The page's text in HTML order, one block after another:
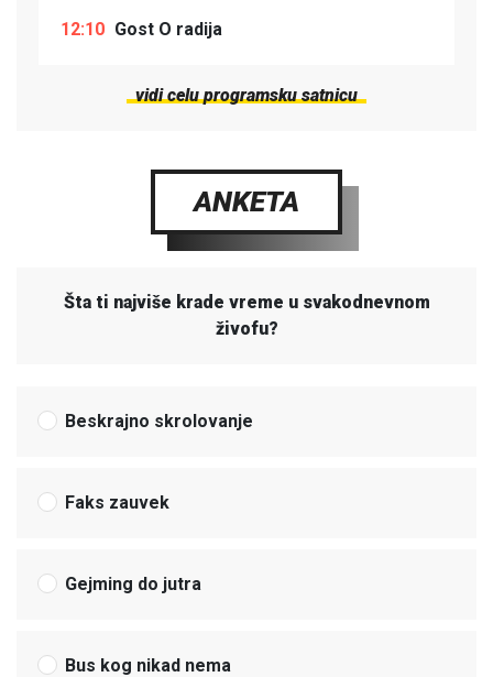
12:10 Gost O radija
vidi celu programsku satnicu
ANKETA
Šta ti najviše krade vreme u svakodnevnom
živofu?
Beskrajno skrolovanje
Faks zauvek
Gejming do jutra
Bus kog nikad nema